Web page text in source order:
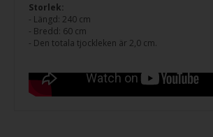
Storlek:
- Längd: 240 cm
- Bredd: 60 cm
- Den totala tjockleken är 2,0 cm.